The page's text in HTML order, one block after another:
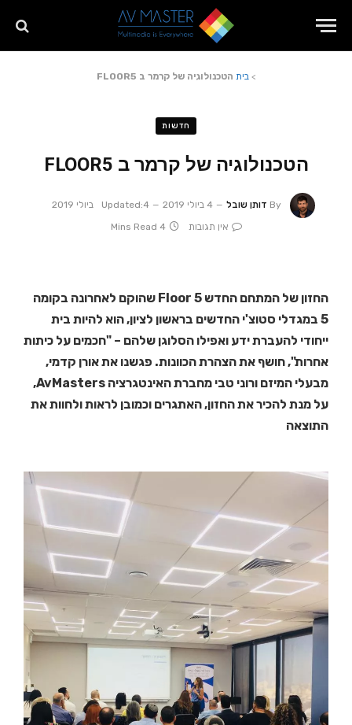
>בית הטכנולוגיה של קרמר ב FLOOR5
חדשות
הטכנולוגיה של קרמר ב FLOOR5
By דותן שובל 4 ביולי 2019 Updated:4 ביולי 2019
אין תגובות
4 Mins Read
החזון של המתחם החדש Floor 5 שהוקם לאחרונה בקומה
5 במגדלי סטוצ'י החדשים בראשון לציון, הוא להיות בית
ייחודי להעברת ידע ואפילו הסלוגן שלהם – "חכמים על כיתות
אחרות", חושף את הצהרת הכוונות. פגשנו את אורן קדמי,
מבעלי המיזם ורוני טבי מחברת האינטגרציה AvMasters,
על מנת להכיר את החזון, האתגרים וכמובן לראות ולחוות את
התוצאה